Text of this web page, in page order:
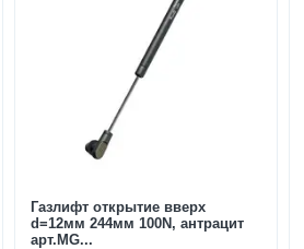
Газлифт открытие вверх
d=12мм 244мм 100N, антрацит
арт.MG...